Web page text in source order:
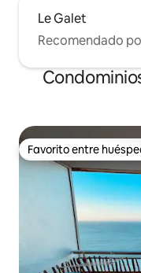
Le Galet
Recomendado
Favorito entre
Favorito entre